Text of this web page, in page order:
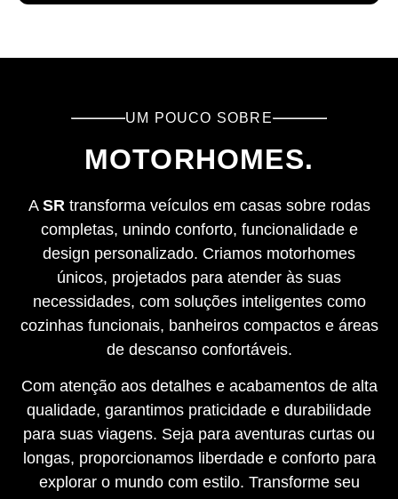
UM POUCO SOBRE
MOTORHOMES.
A SRtransforma veículos em casas sobre rodas
completas, unindo conforto, funcionalidade e
design personalizado. Criamos motorhomes
únicos, projetados para atender às suas
necessidades, com soluções inteligentes como
cozinhas funcionais, banheiros compactos e áreas
de descanso confortáveis.
Com atenção aos detalhes e acabamentos de alta
qualidade, garantimos praticidade e durabilidade
para suas viagens. Seja para aventuras curtas ou
longas, proporcionamos liberdade e conforto para
explorar o mundo com estilo. Transforme seu